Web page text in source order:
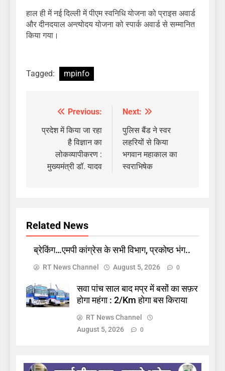
हाल ही में नई दिल्ली में पीएम स्वनिधि योजना को प्राइस अवार्ड
और दीनदयाल अन्त्योदय योजना को स्पार्क अवार्ड से सम्मानित
किया गया।
Tagged: mpinfo
Post
navigation
Previous:
प्रदेश में किया जा रहा
है विज्ञान का
लोकव्यापीकरण :
मुख्यमंत्री डॉ. यादव
Next:
पुलिस बैंड ने स्वर
लहरियों से किया
भगवान महाकाल का
स्वराभिषेक
Related News
ब्रेकिंग…एमपी कांग्रेस के सभी विभाग, प्रकोष्ठ भंग..
RT News Channel August 5, 2026 0
सवा पांच साल बाद मप्र में बसों का सफ़र
होगा महंगा : 2/Km होगा बस किराया
RT News Channel
August 5, 2026
0